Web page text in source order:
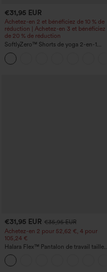
€31,95 EUR
Achetez-en 2 et bénéficiez de 10 % de
réduction | Achetez-en 3 et bénéficiez
de 20 % de réduction
SoftlyZero™ Shorts de yoga 2-en-1
InstantCool, super taille haute, aérés, 5''
avec poches — longueur allongée
€31,95 EUR €35,95 EUR
Achetez-en 2 pour 52,62 €, 4 pour
105,24 €
Halara Flex™ Pantalon de travail taille
haute sculptant la silhouette, gainant la
taille, avec poches, jambe large en
micro-gaufre